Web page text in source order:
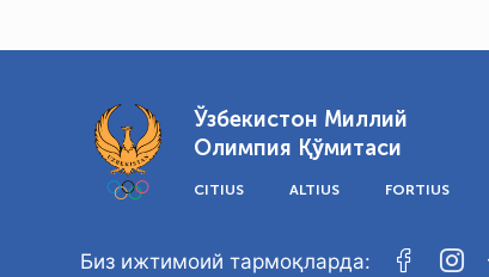
Ўзбекистон Миллий
Олимпия Қўмитаси
CITIUS ALTIUS FORTIUS
Биз ижтимоий тармоқларда: